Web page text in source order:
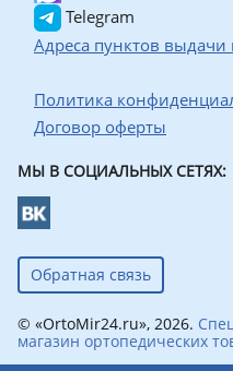
Telegram
Адреса пунктов выдачи
Политика
Договор оферты
МЫ В СОЦИАЛЬНЫХ СЕТЯХ:
Обратная связь
© «OrtoMir24.ru», 2026.
магазин ортопедических